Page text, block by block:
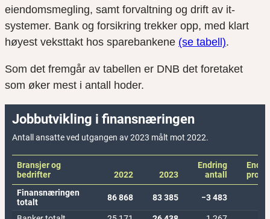
eiendomsmegling, samt forvaltning og drift av it-
systemer. Bank og forsikring trekker opp, med klart
høyest veksttakt hos sparebankene (se tabell).
Som det fremgår av tabellen er DNB det foretaket
som øker mest i antall hoder.